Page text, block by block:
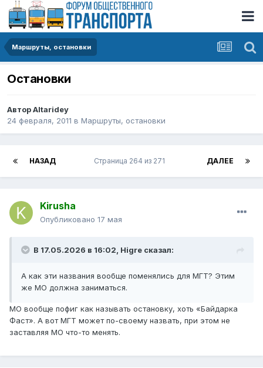
Маршруты, остановки
Остановки
АвторAltaridey
24 февраля, 2011 в Маршруты, остановки
НАЗАД ДАЛЕЕ
Страница 264 из 271
Kirusha
Опубликовано 17 мая
В 17.05.2026 в 16:02, Higre сказал:
А как эти названия вообще поменялись для МГТ? Этим
же МО должна заниматься.
МО вообще пофиг как называть остановку, хоть «Байдарка
Фаст». А вот МГТ может по-своему назвать, при этом не
заставляя МО что-то менять.